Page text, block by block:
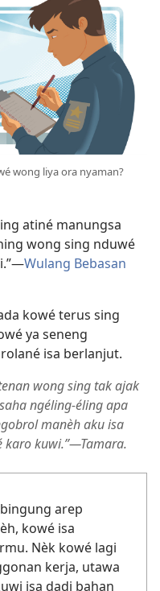
wong liya ora nyaman?
atiné manungsa
wong sing nduwé
Wulang Bebasan
kowé terus sing
ya seneng
isa berlanjut.
wong sing tak ajak
ngéling-éling apa
manèh aku isa
karo kuwi.”—Tamara.
arep
kowé isa
Nèk kowé lagi
kerja, utawa
isa dadi bahan